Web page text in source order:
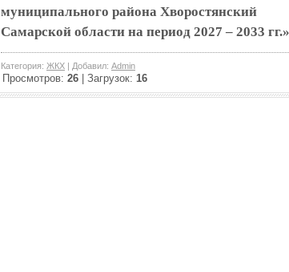
муниципального района Хворостянский
Самарской области на период 2027 – 2033 гг.»
Категория: ЖКХ | Добавил: Admin
Просмотров: 26 Загрузок: 16